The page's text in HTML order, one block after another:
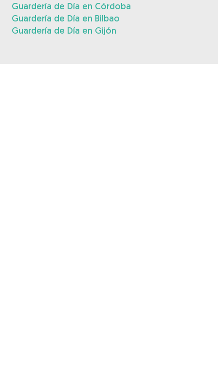
Guardería de Día en Córdoba
Guardería de Día en Bilbao
Guardería de Día en Gijón